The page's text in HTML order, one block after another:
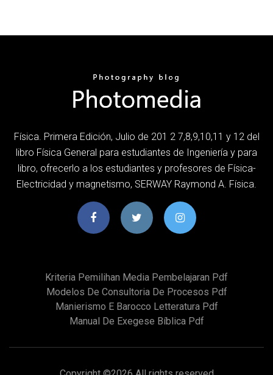
Física. Primera Edición, Julio de 201 2 7,8,9,10,11 y 12 del
libro Física General para estudiantes de Ingeniería y para
libro, ofrecerlo a los estudiantes y profesores de Física-
Electricidad y magnetismo, SERWAY Raymond A. Física.
Kriteria Pemilihan Media Pembelajaran Pdf
Modelos De Consultoria De Procesos Pdf
Manierismo E Barocco Letteratura Pdf
Manual De Exegese Bíblica Pdf